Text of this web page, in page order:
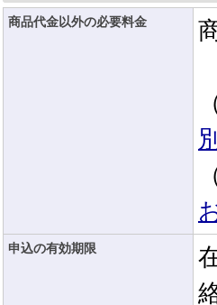
商品代金以外の必要料金
申込の有効期限